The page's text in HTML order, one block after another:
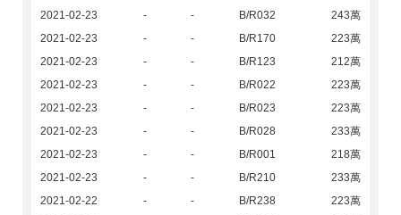
2021-02-23
- - B/R032
243萬
2021-02-23
- - B/R170
223萬
2021-02-23
- - B/R123
212萬
2021-02-23
- - B/R022
223萬
2021-02-23
- - B/R023
223萬
2021-02-23
- - B/R028
233萬
2021-02-23
- - B/R001
218萬
2021-02-23
- - B/R210
233萬
2021-02-22
- - B/R238
223萬